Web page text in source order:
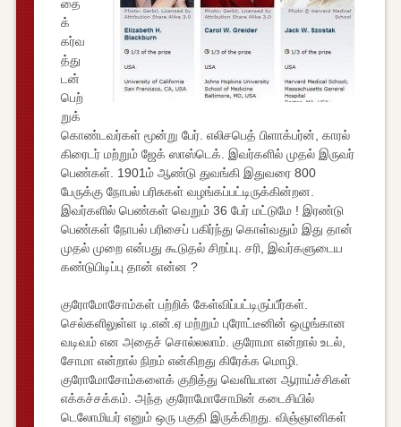
தை
க்
கர்வ
த்து
டன்
பெற்
றுக்
கொண்டவர்கள் மூன்று பேர். எலிசபெத் பிளாக்பர்ன், காரல்
கிரைடர் மற்றும் ஜேக் ஸாஸ்டெக். இவர்களில் முதல் இருவர்
பெண்கள். 1901ம் ஆண்டு துவங்கி இதுவரை 800
பேருக்கு நோபல் பரிசுகள் வழங்கப்பட்டிருக்கின்றன.
இவர்களில் பெண்கள் வெறும் 36 பேர் மட்டுமே ! இரண்டு
பெண்கள் நோபல் பரிசைப் பகிர்ந்து கொள்வதும் இது தான்
முதல் முறை என்பது கூடுதல் சிறப்பு. சரி, இவர்களுடைய
கண்டுபிடிப்பு தான் என்ன ?
குரோமோசோம்கள் பற்றிக் கேள்விப்பட்டிருப்பீர்கள்.
செல்களிலுள்ள டி.என்.ஏ மற்றும் புரோட்டீனின் ஒழுங்கான
வடிவம் என அதைச் சொல்லலாம். குரோமா என்றால் உடல்,
சோமா என்றால் நிறம் என்கிறது கிரேக்க மொழி.
குரோமோசோம்களைக் குறித்து வெளியான ஆராய்ச்சிகள்
எக்கச்சக்கம். அந்த குரோமோசோமின் கடைசியில்
டெலோமியர் எனும் ஒரு பகுதி இருக்கிறது. விஞ்ஞானிகள்